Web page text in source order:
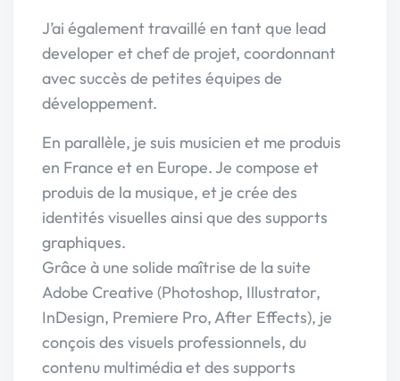
J’ai également travaillé en tant que lead
developer et chef de projet, coordonnant
avec succès de petites équipes de
développement.
En parallèle, je suis musicien et me produis
en France et en Europe. Je compose et
produis de la musique, et je crée des
identités visuelles ainsi que des supports
graphiques.
Grâce à une solide maîtrise de la suite
Adobe Creative (Photoshop, Illustrator,
InDesign, Premiere Pro, After Effects), je
conçois des visuels professionnels, du
contenu multimédia et des supports